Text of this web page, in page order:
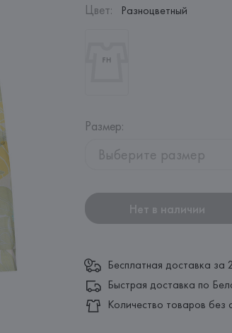
Цвет: Разноцветный
Размер:
Выберите размер
Нет в наличии
Бесплатная доставка за
Быстрая доставка по
Количество товаров без